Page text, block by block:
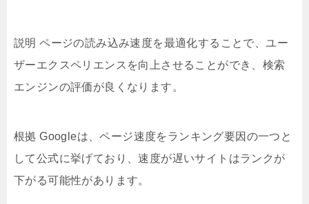
説明 ページの読み込み速度を最適化することで、ユー
ザーエクスペリエンスを向上させることができ、検索
エンジンの評価が良くなります。
根拠 Googleは、ページ速度をランキング要因の一つと
して公式に挙げており、速度が遅いサイトはランクが
下がる可能性があります。